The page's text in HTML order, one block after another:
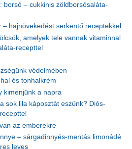
borsó – cukkinis zöldborsósaláta-
hajnövekedést serkentő receptekkel
amelyek tele vannak vitaminnal
recepttel
védelmében –
és tonhalkrém
kimenjünk a napra
sok lila káposztát eszünk? Diós-
az emberekre
– sárgadinnyés-mentás limonádé
leves